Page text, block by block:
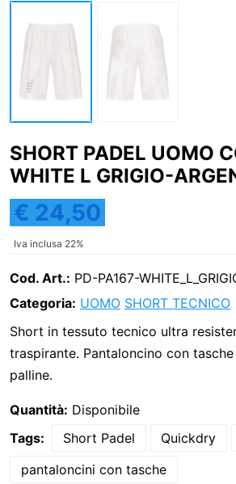
SHORT PADEL UOMO
WHITE L GRIGIO-
€ 24,50
Iva inclusa 22%
Cod. Art.: PD-PA167-
Categoria: UOMO SHORT TECNICO
Short in tessuto tecnico ultra
traspirante. Pantaloncino con
palline.
Quantità: Disponibile
Tags:
Short Padel Quickdry
pantaloncini con tasche